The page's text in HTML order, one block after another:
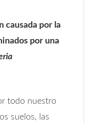
causada por la
por una
todo nuestro
suelos, las